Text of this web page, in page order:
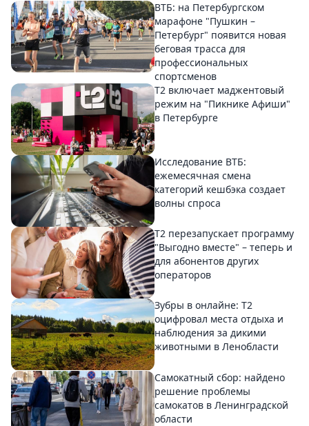
ВТБ: на Петербургском
марафоне "Пушкин –
Петербург" появится новая
беговая трасса для
профессиональных
спортсменов
Т2 включает маджентовый
режим на "Пикнике Афиши"
в Петербурге
Исследование ВТБ:
ежемесячная смена
категорий кешбэка создает
волны спроса
Т2 перезапускает программу
"Выгодно вместе" – теперь и
для абонентов других
операторов
Зубры в онлайне: Т2
оцифровал места отдыха и
наблюдения за дикими
животными в Ленобласти
Самокатный сбор: найдено
решение проблемы
самокатов в Ленинградской
области